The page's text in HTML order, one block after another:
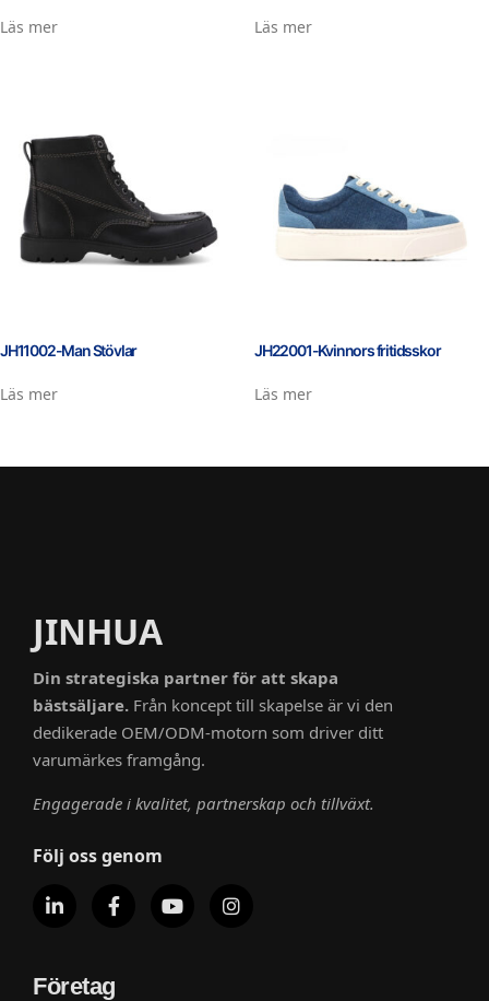
Läs mer Läs mer
JH11002-Man Stövlar
Läs mer
JH22001-Kvinnors fritidsskor
Läs mer
JINHUA
Din strategiska partner för att skapa
bästsäljare. Från koncept till skapelse är vi den
dedikerade OEM/ODM-motorn som driver ditt
varumärkes framgång.
Engagerade i kvalitet, partnerskap och tillväxt.
Följ oss genom
Företag